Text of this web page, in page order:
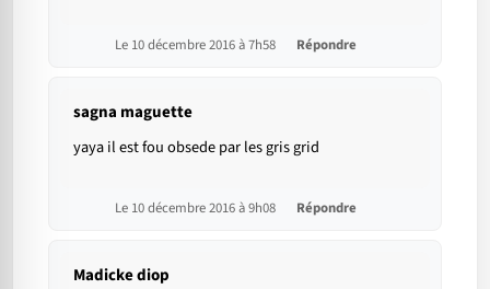
Le 10 décembre 2016 à 7h58 Répondre
sagna maguette
yaya il est fou obsede par les gris grid
Le 10 décembre 2016 à 9h08 Répondre
Madicke diop